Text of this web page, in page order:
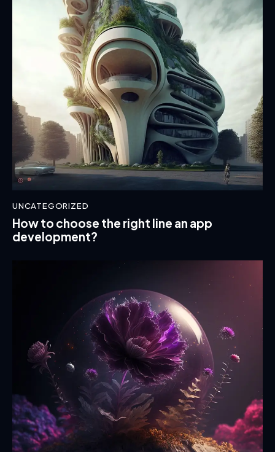
UNCATEGORIZED
How to choose the right line an app
development?